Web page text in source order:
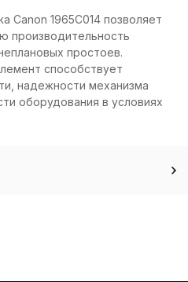
Canon 1965C014 позволяет
производительность
простоев.
способствует
надежности механизма
оборудования в условиях